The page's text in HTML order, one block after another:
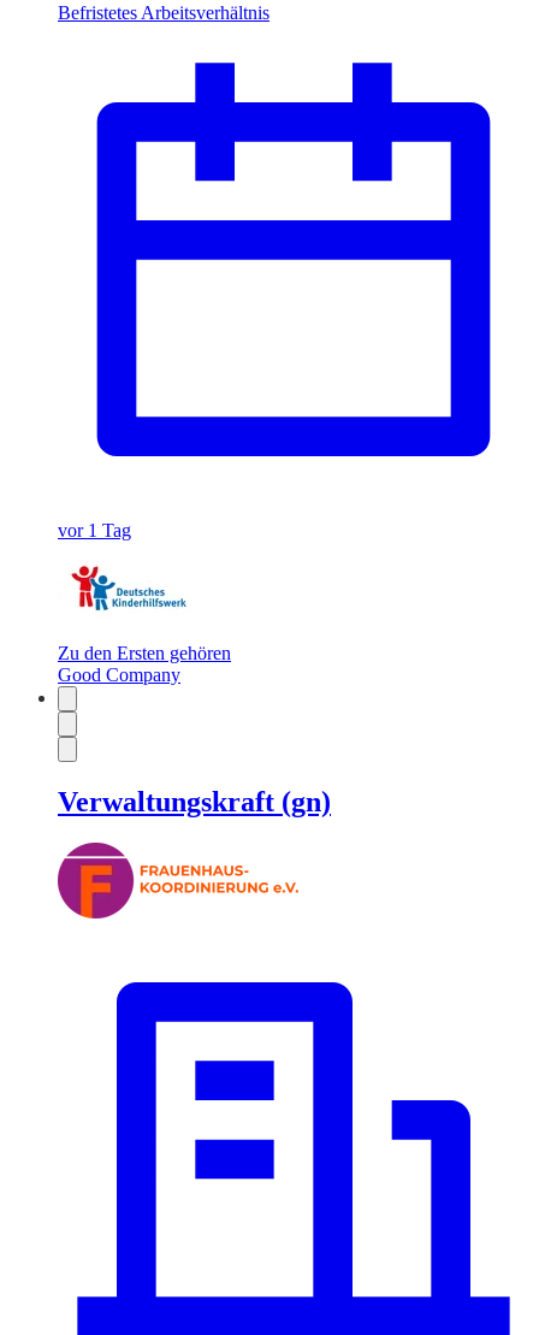
Befristetes Arbeitsverhältnis
vor 1 Tag
Zu den Ersten gehören
Good Company
Verwaltungskraft (gn)